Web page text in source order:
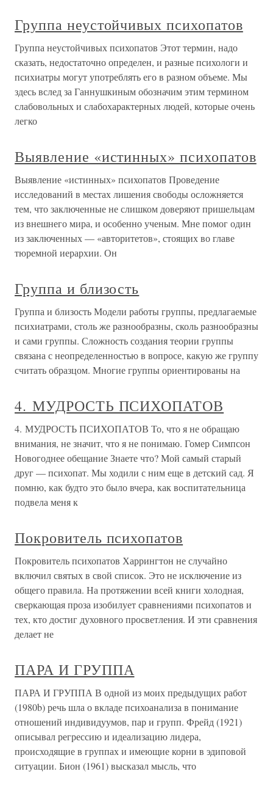
Группа неустойчивых психопатов
Группа неустойчивых психопатов Этот термин, надо
сказать, недостаточно определен, и разные психологи и
психиатры могут употреблять его в разном объеме. Мы
здесь вслед за Ганнушкиным обозначим этим термином
слабовольных и слабохарактерных людей, которые очень
легко
Выявление «истинных» психопатов
Выявление «истинных» психопатов Проведение
исследований в местах лишения свободы осложняется
тем, что заключенные не слишком доверяют пришельцам
из внешнего мира, и особенно ученым. Мне помог один
из заключенных — «авторитетов», стоящих во главе
тюремной иерархии. Он
Группа и близость
Группа и близость Модели работы группы, предлагаемые
психиатрами, столь же разнообразны, сколь разнообразны
и сами группы. Сложность создания теории группы
связана с неопределенностью в вопросе, какую же группу
считать образцом. Многие группы ориентированы на
4. МУДРОСТЬ ПСИХОПАТОВ
4. МУДРОСТЬ ПСИХОПАТОВ То, что я не обращаю
внимания, не значит, что я не понимаю. Гомер Симпсон
Новогоднее обещание Знаете что? Мой самый старый
друг — психопат. Мы ходили с ним еще в детский сад. Я
помню, как будто это было вчера, как воспитательница
подвела меня к
Покровитель психопатов
Покровитель психопатов Харрингтон не случайно
включил святых в свой список. Это не исключение из
общего правила. На протяжении всей книги холодная,
сверкающая проза изобилует сравнениями психопатов и
тех, кто достиг духовного просветления. И эти сравнения
делает не
ПАРА И ГРУППА
ПАРА И ГРУППА В одной из моих предыдущих работ
(1980b) речь шла о вкладе психоанализа в понимание
отношений индивидуумов, пар и групп. Фрейд (1921)
описывал регрессию и идеализацию лидера,
происходящие в группах и имеющие корни в эдиповой
ситуации. Бион (1961) высказал мысль, что